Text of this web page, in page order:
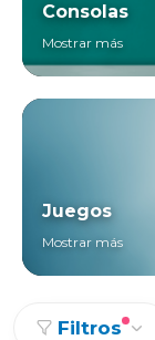
Consolas
Mostrar más
Juegos
Mostrar más
Filtros